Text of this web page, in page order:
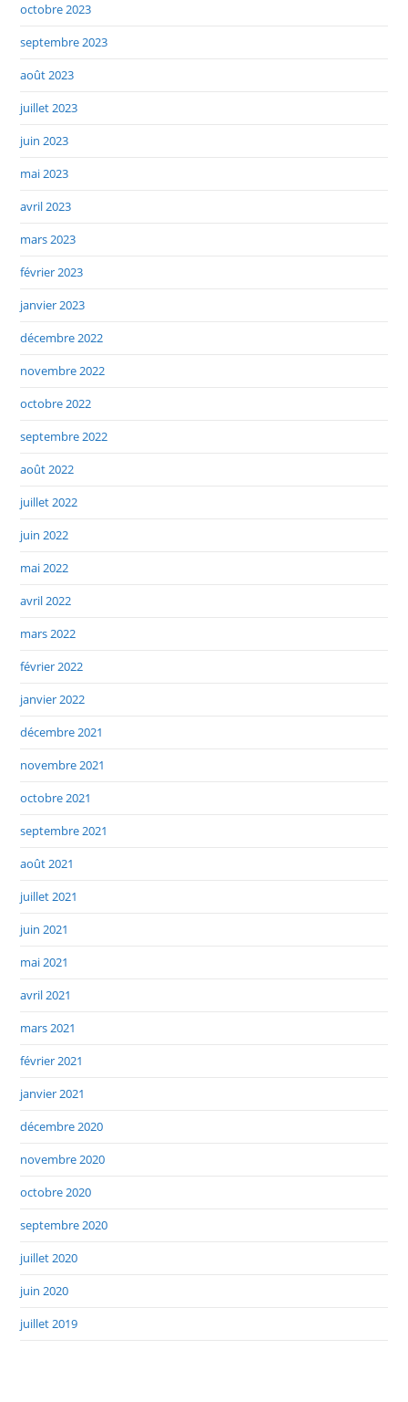
octobre 2023
septembre 2023
août 2023
juillet 2023
juin 2023
mai 2023
avril 2023
mars 2023
février 2023
janvier 2023
décembre 2022
novembre 2022
octobre 2022
septembre 2022
août 2022
juillet 2022
juin 2022
mai 2022
avril 2022
mars 2022
février 2022
janvier 2022
décembre 2021
novembre 2021
octobre 2021
septembre 2021
août 2021
juillet 2021
juin 2021
mai 2021
avril 2021
mars 2021
février 2021
janvier 2021
décembre 2020
novembre 2020
octobre 2020
septembre 2020
juillet 2020
juin 2020
juillet 2019